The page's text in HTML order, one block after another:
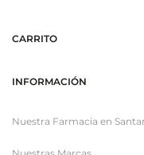
CARRITO
INFORMACIÓN
Nuestra Farmacia en